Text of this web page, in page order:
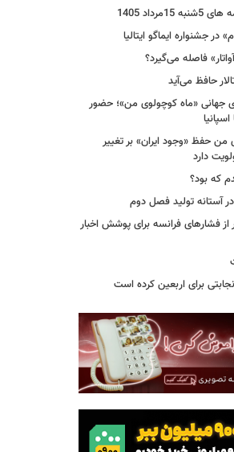
1405
جشنواره ایماگو ایتالیا
فاصله می‌گیرد؟
حافظ می‌آید
جهانی «ماه کوچولوی من»؛ حضور
حفظ «وجود ایران» بر تغییر
دارد
که بود؟
آستانه تولید فصل دوم
از فشارهای فرانسه برای پوشش اخبار
برای اربعین کرده است